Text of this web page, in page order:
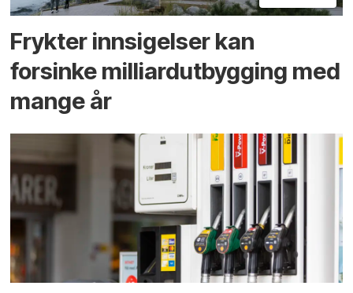
Frykter innsigelser kan
forsinke milliard­utbygging med
mange år